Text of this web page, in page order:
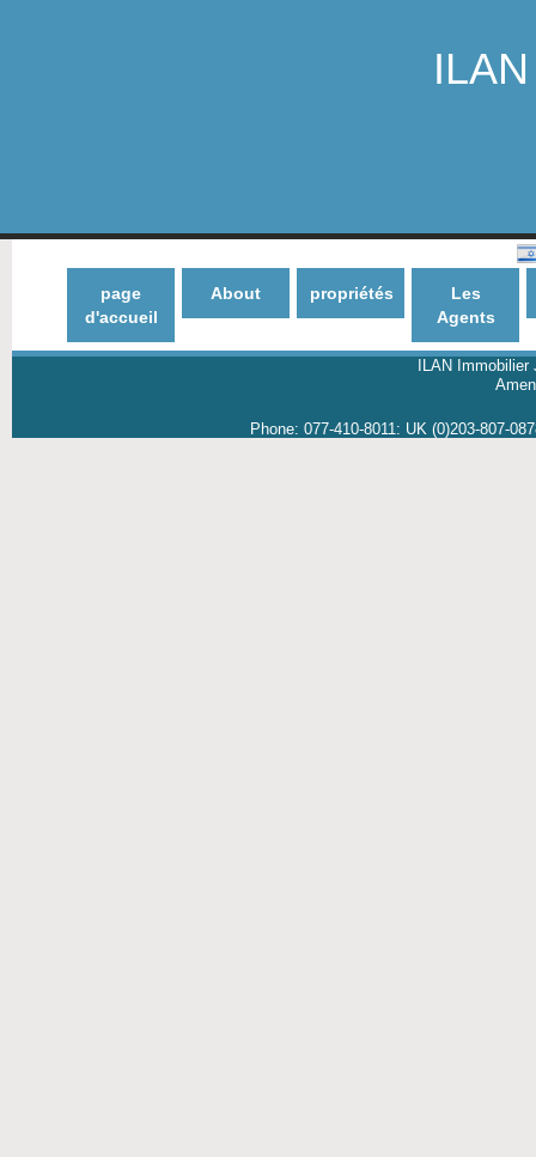
page
d'accueil
About propriétés
Les
Agents
ILAN
Phone: 077-410-8011: UK (0)203-807-